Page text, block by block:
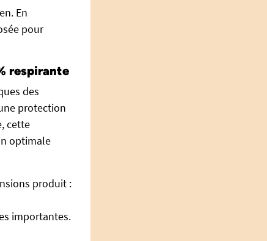
En
pour
respirante
des
protection
cette
optimale
produit :
importantes.